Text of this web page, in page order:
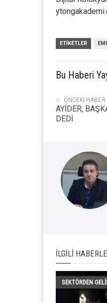
ETIKETLER
Bu Haberi
ÖNCEKI HABER
AYİDER,
DEDİ
İLGILI
SEKTÖRDEN